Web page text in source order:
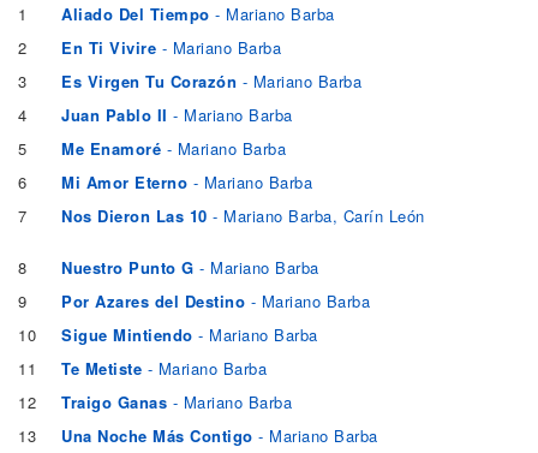
1 Aliado Del Tiempo - Mariano Barba
2
En Ti Vivire - Mariano Barba
3
Es Virgen Tu Corazón - Mariano Barba
4
Juan Pablo II - Mariano Barba
5
Me Enamoré - Mariano Barba
6
Mi Amor Eterno - Mariano Barba
7
Nos Dieron Las 10 - Mariano Barba, Carín León
8 Nuestro Punto G - Mariano Barba
9
Por Azares del Destino - Mariano Barba
10
Sigue Mintiendo - Mariano Barba
11
Te Metiste - Mariano Barba
12
Traigo Ganas - Mariano Barba
13
Una Noche Más Contigo - Mariano Barba